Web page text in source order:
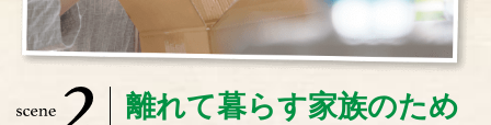
離れて暮らす家族のため